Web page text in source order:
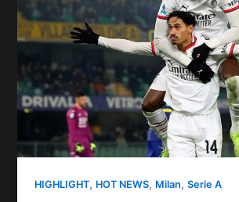
HIGHLIGHT, HOT NEWS, Milan,Serie A